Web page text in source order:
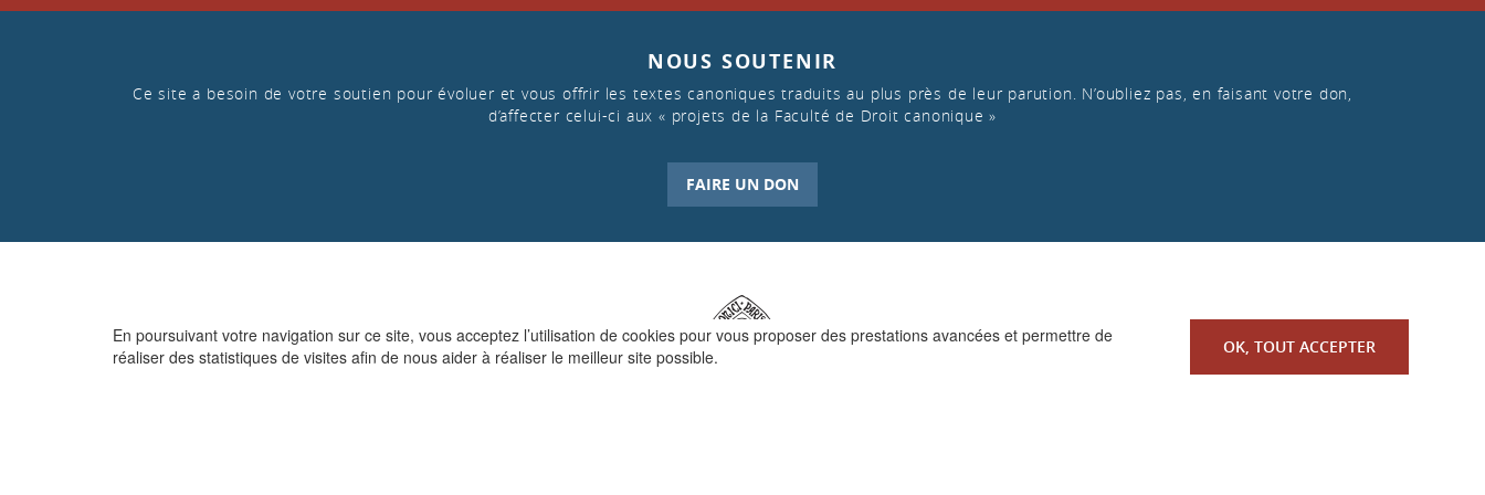
En poursuivant votre navigation sur ce site, vous acceptez l’utilisation de cookies pour vous proposer des prestations avancées et permettre de
réaliser des statistiques de visites afin de nous aider à réaliser le meilleur site possible.
OK, TOUT ACCEPTER
NOUS SOUTENIR
Ce site a besoin de votre soutien pour évoluer et vous offrir les textes canoniques traduits au plus près de leur parution. N’oubliez pas, en faisant votre don,
d’affecter celui-ci aux « projets de la Faculté de Droit canonique »
FAIRE UN DON